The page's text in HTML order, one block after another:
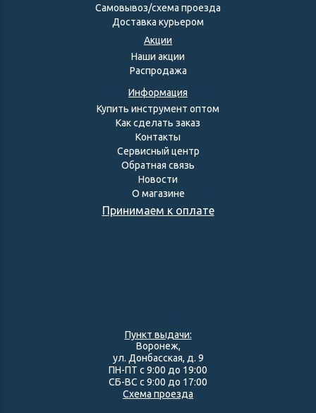
Самовывоз/схема проезда
Доставка курьером
Акции
Наши акции
Распродажа
Информация
Купить инструмент оптом
Как сделать заказ
Контакты
Сервисный центр
Обратная связь
Новости
О магазине
Принимаем к оплате
Пункт выдачи:
Воронеж,
ул. Донбасская, д. 9
ПН-ПТ с 9:00 до 19:00
СБ-ВС с 9:00 до 17:00
Схема проезда